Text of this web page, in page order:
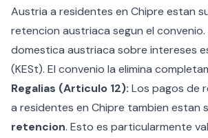
Austria a residentes en Chipre estan
retencion austriaca segun el convenio.
domestica austriaca sobre intereses
(KESt). El convenio la elimina
Regalias (Articulo 12): Los pagos de
a residentes en Chipre tambien estan
retencion. Esto es particularmente